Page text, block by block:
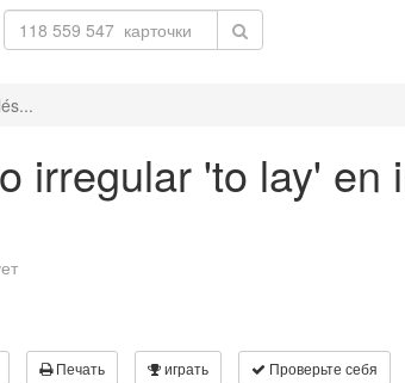
irregular 'to lay' en
Печать играть Проверьте себя